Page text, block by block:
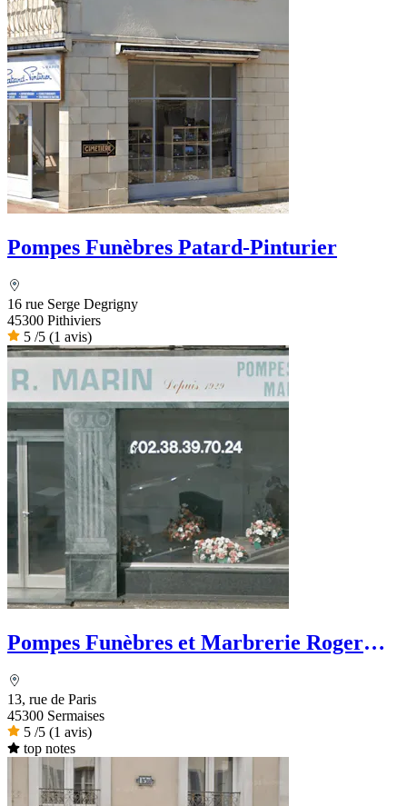
Pompes Funèbres Patard-Pinturier
16 rue Serge Degrigny
45300 Pithiviers
5 /5 (1 avis)
Pompes Funèbres et Marbrerie Roger
13, rue de Paris
45300 Sermaises
5 /5 (1 avis)
top notes